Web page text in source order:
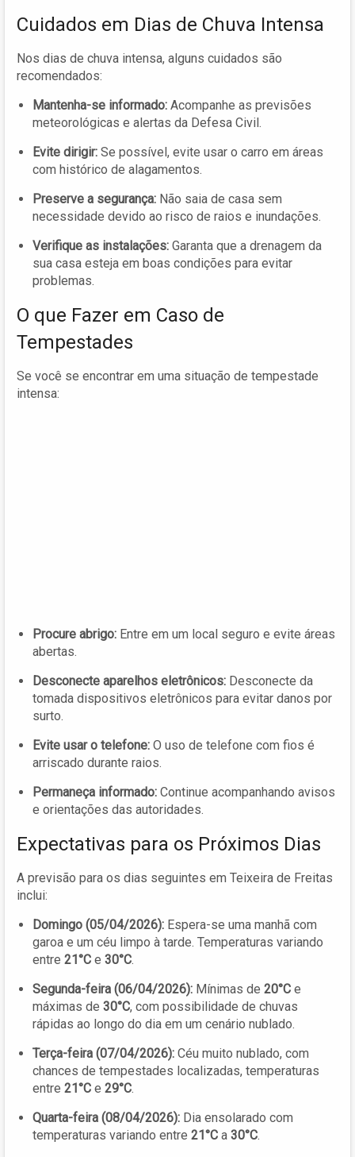
Cuidados em Dias de Chuva Intensa
Nos dias de chuva intensa, alguns cuidados são
recomendados:
Mantenha-se informado: Acompanhe as previsões
meteorológicas e alertas da Defesa Civil.
Evite dirigir: Se possível, evite usar o carro em áreas
com histórico de alagamentos.
Preserve a segurança: Não saia de casa sem
necessidade devido ao risco de raios e inundações.
Verifique as instalações: Garanta que a drenagem da
sua casa esteja em boas condições para evitar
problemas.
O que Fazer em Caso de
Tempestades
Se você se encontrar em uma situação de tempestade
intensa:
Procure abrigo: Entre em um local seguro e evite áreas
abertas.
Desconecte aparelhos eletrônicos: Desconecte da
tomada dispositivos eletrônicos para evitar danos por
surto.
Evite usar o telefone: O uso de telefone com fios é
arriscado durante raios.
Permaneça informado: Continue acompanhando avisos
e orientações das autoridades.
Expectativas para os Próximos Dias
A previsão para os dias seguintes em Teixeira de Freitas
inclui:
Domingo (05/04/2026): Espera-se uma manhã com
garoa e um céu limpo à tarde. Temperaturas variando
entre 21°C e 30°C.
Segunda-feira (06/04/2026): Mínimas de 20°C e
máximas de 30°C, com possibilidade de chuvas
rápidas ao longo do dia em um cenário nublado.
Terça-feira (07/04/2026): Céu muito nublado, com
chances de tempestades localizadas, temperaturas
entre 21°C e 29°C.
Quarta-feira (08/04/2026): Dia ensolarado com
temperaturas variando entre 21°C a 30°C.